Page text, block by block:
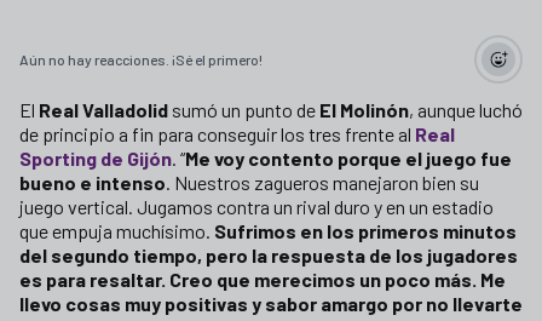
Aún no hay reacciones. ¡Sé el primero!
El Real Valladolid sumó un punto de El Molinón, aunque luchó
de principio a fin para conseguir los tres frente al Real
Sporting de Gijón. “Me voy contento porque el juego fue
bueno e intenso. Nuestros zagueros manejaron bien su
juego vertical. Jugamos contra un rival duro y en un estadio
que empuja muchísimo. Sufrimos en los primeros minutos
del segundo tiempo, pero la respuesta de los jugadores
es para resaltar. Creo que merecimos un poco más. Me
llevo cosas muy positivas y sabor amargo por no llevarte